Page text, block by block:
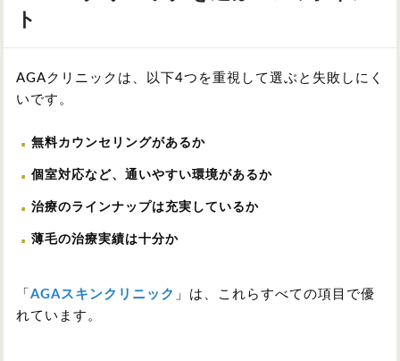
ト
AGAクリニックは、以下4つを重視して選ぶと失敗しにく
いです。
無料カウンセリングがあるか
個室対応など、通いやすい環境があるか
治療のラインナップは充実しているか
薄毛の治療実績は十分か
「 AGAスキンクリニック 」は、これらすべての項目で優
れています。